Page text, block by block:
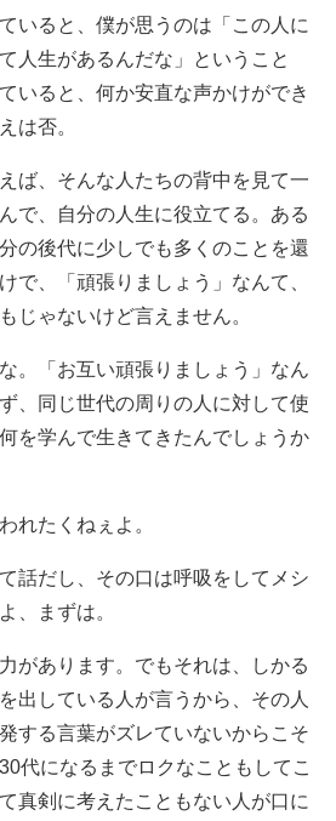
いると、僕が思うのは「この人に
人生があるんだな」ということ
いると、何か安直な声かけができ
は否。
ば、そんな人たちの背中を見て一
で、自分の人生に役立てる。ある
の後代に少しでも多くのことを還
で、「頑張りましょう」なんて、
じゃないけど言えません。
。「お互い頑張りましょう」なん
、同じ世代の周りの人に対して使
を学んで生きてきたんでしょうか
れたくねぇよ。
話だし、その口は呼吸をしてメシ
、まずは。
があります。でもそれは、しかる
出している人が言うから、その人
する言葉がズレていないからこそ
代になるまでロクなこともしてこ
真剣に考えたこともない人が口に